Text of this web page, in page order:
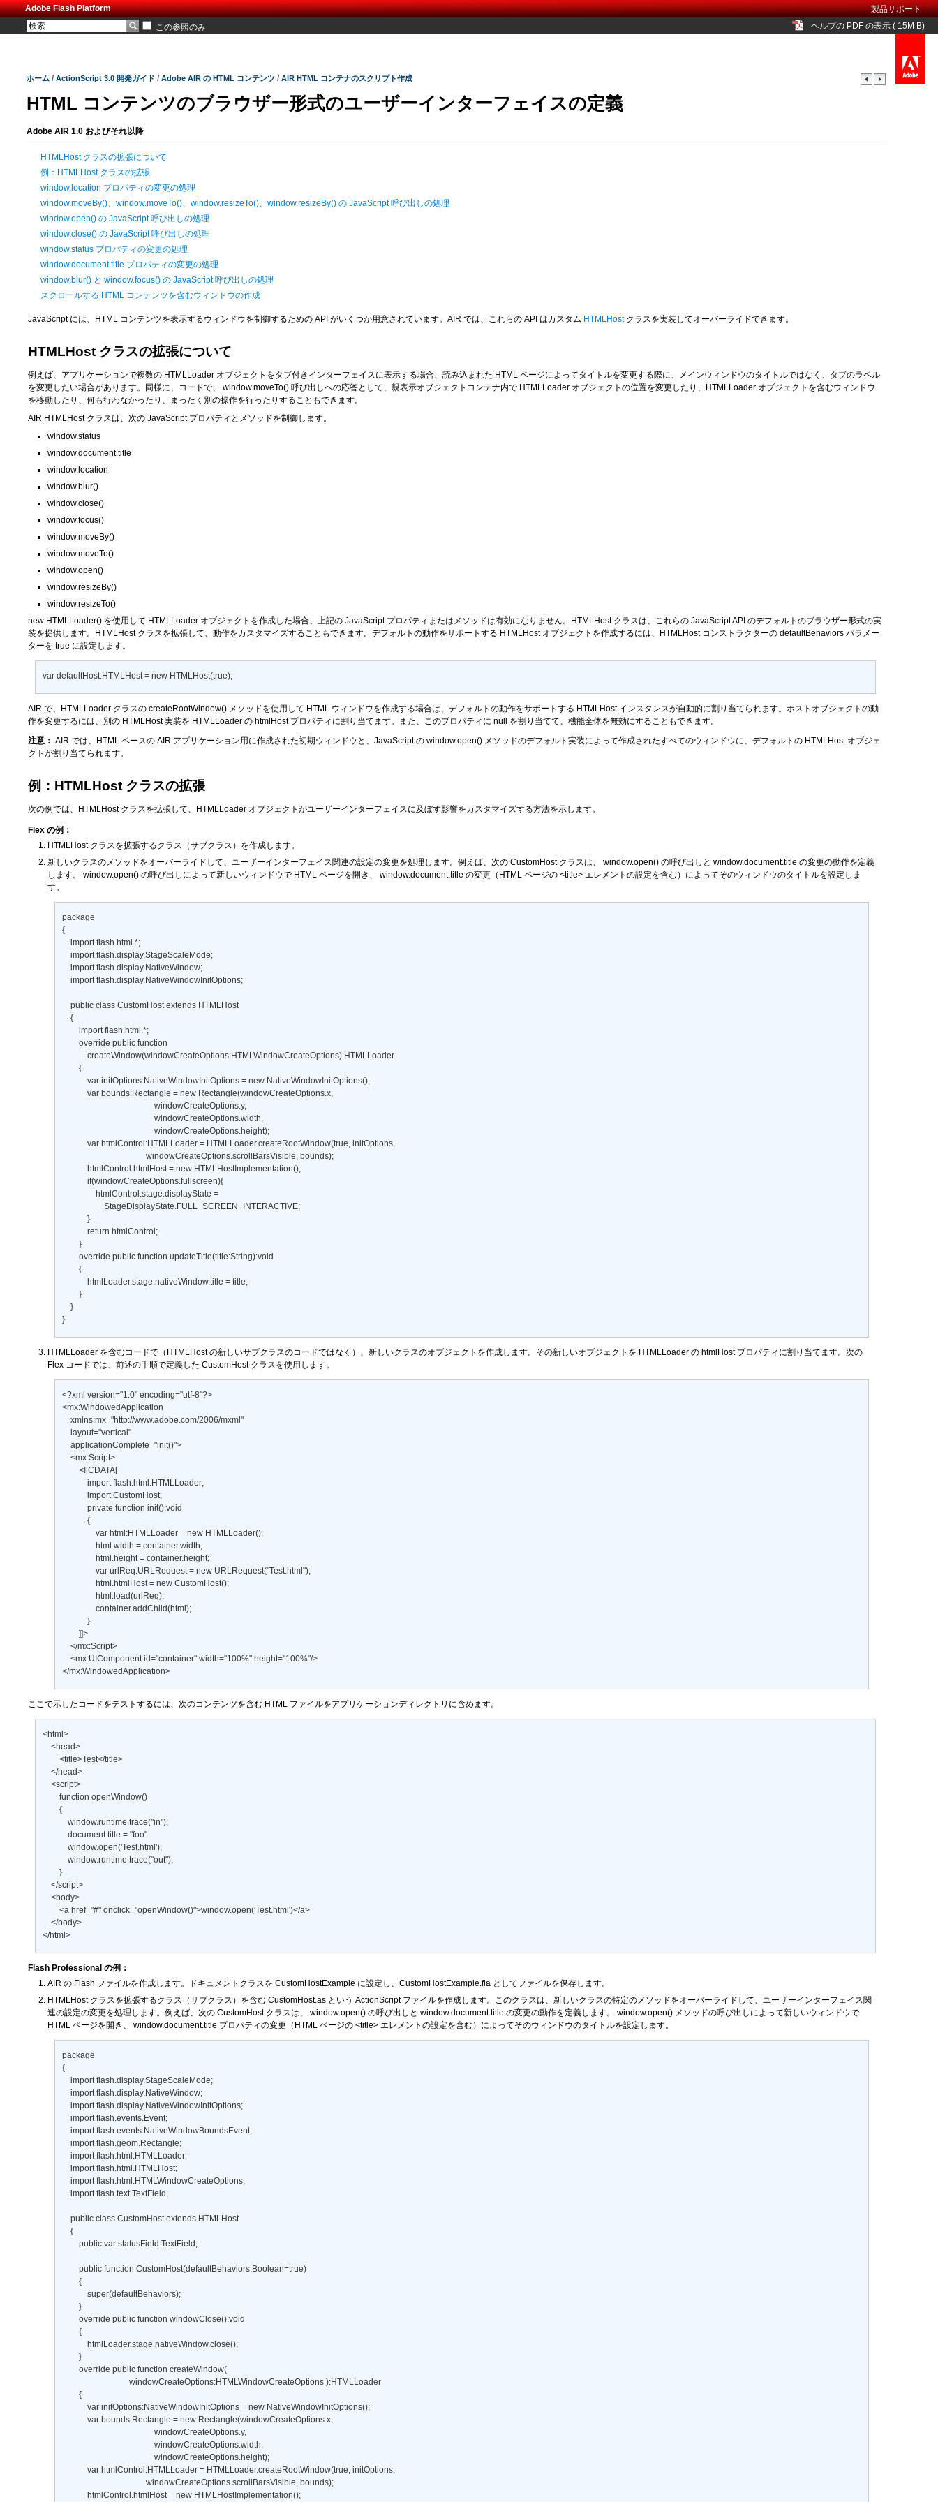
Adobe Flash Platform
ヘルプの PDF の表示 ( 15M B)
この参照のみ
ホーム / ActionScript 3.0 開発ガイド / Adobe AIR の HTML コンテンツ / AIR HTML コンテナのスクリプト作成
HTML コンテンツのブラウザー形式のユーザーインターフェイスの定義
Adobe AIR 1.0 およびそれ以降
HTMLHost クラスの拡張について
例：HTMLHost クラスの拡張
window.location プロパティの変更の処理
window.moveBy()、window.moveTo()、window.resizeTo()、window.resizeBy() の JavaScript 呼び出しの処理
window.open() の JavaScript 呼び出しの処理
window.close() の JavaScript 呼び出しの処理
window.status プロパティの変更の処理
window.document.title プロパティの変更の処理
window.blur() と window.focus() の JavaScript 呼び出しの処理
スクロールする HTML コンテンツを含むウィンドウの作成
JavaScript には、HTML コンテンツを表示するウィンドウを制御するための API がいくつか用意されています。AIR では、これらの API はカスタム HTMLHost クラスを実装してオーバーライドできます。
HTMLHost クラスの拡張について
例えば、アプリケーションで複数の HTMLLoader オブジェクトをタブ付きインターフェイスに表示する場合、読み込まれた HTML ページによってタイトルを変更する際に、メインウィンドウのタイトルではなく、タブのラベル
を変更したい場合があります。同様に、コードで、 window.moveTo() 呼び出しへの応答として、親表示オブジェクトコンテナ内で HTMLLoader オブジェクトの位置を変更したり、HTMLLoader オブジェクトを含むウィンドウ
を移動したり、何も行わなかったり、まったく別の操作を行ったりすることもできます。
AIR HTMLHost クラスは、次の JavaScript プロパティとメソッドを制御します。
window.status
window.document.title
window.location
window.blur()
window.close()
window.focus()
window.moveBy()
window.moveTo()
window.open()
window.resizeBy()
window.resizeTo()
new HTMLLoader() を使用して HTMLLoader オブジェクトを作成した場合、上記の JavaScript プロパティまたはメソッドは有効になりません。HTMLHost クラスは、これらの JavaScript API のデフォルトのブラウザー形式の実
装を提供します。HTMLHost クラスを拡張して、動作をカスタマイズすることもできます。デフォルトの動作をサポートする HTMLHost オブジェクトを作成するには、HTMLHost コンストラクターの defaultBehaviors パラメー
ターを true に設定します。
var defaultHost:HTMLHost = new HTMLHost(true);
AIR で、HTMLLoader クラスの createRootWindow() メソッドを使用して HTML ウィンドウを作成する場合は、デフォルトの動作をサポートする HTMLHost インスタンスが自動的に割り当てられます。ホストオブジェクトの動
作を変更するには、別の HTMLHost 実装を HTMLLoader の htmlHost プロパティに割り当てます。また、このプロパティに null を割り当てて、機能全体を無効にすることもできます。
注意： AIR では、HTML ベースの AIR アプリケーション用に作成された初期ウィンドウと、JavaScript の window.open() メソッドのデフォルト実装によって作成されたすべてのウィンドウに、デフォルトの HTMLHost オブジェ
クトが割り当てられます。
例：HTMLHost クラスの拡張
次の例では、HTMLHost クラスを拡張して、HTMLLoader オブジェクトがユーザーインターフェイスに及ぼす影響をカスタマイズする方法を示します。
Flex の例：
HTMLHost クラスを拡張するクラス（サブクラス）を作成します。
新しいクラスのメソッドをオーバーライドして、ユーザーインターフェイス関連の設定の変更を処理します。例えば、次の CustomHost クラスは、 window.open() の呼び出しと window.document.title の変更の動作を定義
します。 window.open() の呼び出しによって新しいウィンドウで HTML ページを開き、 window.document.title の変更（HTML ページの <title> エレメントの設定を含む）によってそのウィンドウのタイトルを設定しま
す。
package
{
    import flash.html.*;
    import flash.display.StageScaleMode;
    import flash.display.NativeWindow;
    import flash.display.NativeWindowInitOptions;
    public class CustomHost extends HTMLHost
    {
        import flash.html.*;
        override public function
            createWindow(windowCreateOptions:HTMLWindowCreateOptions):HTMLLoader
        {
            var initOptions:NativeWindowInitOptions = new NativeWindowInitOptions();
            var bounds:Rectangle = new Rectangle(windowCreateOptions.x,
                                            windowCreateOptions.y,
                                            windowCreateOptions.width,
                                            windowCreateOptions.height);
            var htmlControl:HTMLLoader = HTMLLoader.createRootWindow(true, initOptions,
                                        windowCreateOptions.scrollBarsVisible, bounds);
            htmlControl.htmlHost = new HTMLHostImplementation();
            if(windowCreateOptions.fullscreen){
                htmlControl.stage.displayState =
                    StageDisplayState.FULL_SCREEN_INTERACTIVE;
            }
            return htmlControl;
        }
        override public function updateTitle(title:String):void
        {
            htmlLoader.stage.nativeWindow.title = title;
        }
    }
}
HTMLLoader を含むコードで（HTMLHost の新しいサブクラスのコードではなく）、新しいクラスのオブジェクトを作成します。その新しいオブジェクトを HTMLLoader の htmlHost プロパティに割り当てます。次の
Flex コードでは、前述の手順で定義した CustomHost クラスを使用します。
<?xml version="1.0" encoding="utf-8"?>
<mx:WindowedApplication
    xmlns:mx="http://www.adobe.com/2006/mxml"
    layout="vertical"
    applicationComplete="init()">
    <mx:Script>
        <![CDATA[
            import flash.html.HTMLLoader;
            import CustomHost;
            private function init():void
            {
                var html:HTMLLoader = new HTMLLoader();
                html.width = container.width;
                html.height = container.height;
                var urlReq:URLRequest = new URLRequest("Test.html");
                html.htmlHost = new CustomHost();
                html.load(urlReq);
                container.addChild(html);
            }
        ]]>
    </mx:Script>
    <mx:UIComponent id="container" width="100%" height="100%"/>
</mx:WindowedApplication>
ここで示したコードをテストするには、次のコンテンツを含む HTML ファイルをアプリケーションディレクトリに含めます。
<html>
    <head>
        <title>Test</title>
    </head>
    <script>
        function openWindow()
        {
            window.runtime.trace("in");
            document.title = "foo"
            window.open('Test.html');
            window.runtime.trace("out");
        }
    </script>
    <body>
        <a href="#" onclick="openWindow()">window.open('Test.html')</a>
    </body>
</html>
Flash Professional の例：
AIR の Flash ファイルを作成します。ドキュメントクラスを CustomHostExample に設定し、CustomHostExample.fla としてファイルを保存します。
HTMLHost クラスを拡張するクラス（サブクラス）を含む CustomHost.as という ActionScript ファイルを作成します。このクラスは、新しいクラスの特定のメソッドをオーバーライドして、ユーザーインターフェイス関
連の設定の変更を処理します。例えば、次の CustomHost クラスは、 window.open() の呼び出しと window.document.title の変更の動作を定義します。 window.open() メソッドの呼び出しによって新しいウィンドウで
HTML ページを開き、 window.document.title プロパティの変更（HTML ページの <title> エレメントの設定を含む）によってそのウィンドウのタイトルを設定します。
package
{
    import flash.display.StageScaleMode;
    import flash.display.NativeWindow;
    import flash.display.NativeWindowInitOptions;
    import flash.events.Event;
    import flash.events.NativeWindowBoundsEvent;
    import flash.geom.Rectangle;
    import flash.html.HTMLLoader;
    import flash.html.HTMLHost;
    import flash.html.HTMLWindowCreateOptions;
    import flash.text.TextField;
    public class CustomHost extends HTMLHost
    {
        public var statusField:TextField;
        public function CustomHost(defaultBehaviors:Boolean=true)
        {
            super(defaultBehaviors);
        }
        override public function windowClose():void
        {
            htmlLoader.stage.nativeWindow.close();
        }
        override public function createWindow(
                                windowCreateOptions:HTMLWindowCreateOptions ):HTMLLoader
        {
            var initOptions:NativeWindowInitOptions = new NativeWindowInitOptions();
            var bounds:Rectangle = new Rectangle(windowCreateOptions.x,
                                            windowCreateOptions.y,
                                            windowCreateOptions.width,
                                            windowCreateOptions.height);
            var htmlControl:HTMLLoader = HTMLLoader.createRootWindow(true, initOptions,
                                        windowCreateOptions.scrollBarsVisible, bounds);
            htmlControl.htmlHost = new HTMLHostImplementation();
製品サポート